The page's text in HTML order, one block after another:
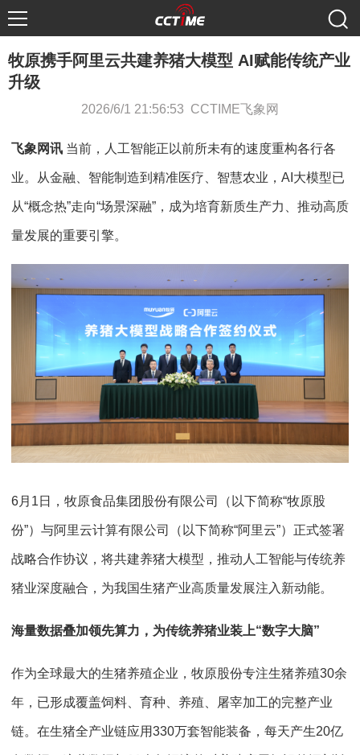
牧原携手阿里云共建养猪大模型 AI赋能传统产业
升级
2026/6/1 21:56:53 CCTIME飞象网
飞象网讯 当前，人工智能正以前所未有的速度重构各行各
业。从金融、智能制造到精准医疗、智慧农业，AI大模型已
从“概念热”走向“场景深融”，成为培育新质生产力、推动高质
量发展的重要引擎。
6月1日，牧原食品集团股份有限公司（以下简称“牧原股
份”）与阿里云计算有限公司（以下简称“阿里云”）正式签署
战略合作协议，将共建养猪大模型，推动人工智能与传统养
猪业深度融合，为我国生猪产业高质量发展注入新动能。
海量数据叠加领先算力，为传统养猪业装上“数字大脑”
作为全球最大的生猪养殖企业，牧原股份专注生猪养殖30余
年，已形成覆盖饲料、育种、养殖、屠宰加工的完整产业
链。在生猪全产业链应用330万套智能装备，每天产生20亿